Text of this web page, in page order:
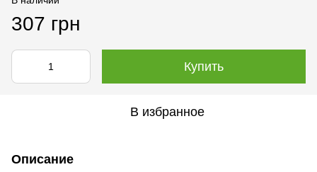
307 грн
Купить
В избранное
Описание